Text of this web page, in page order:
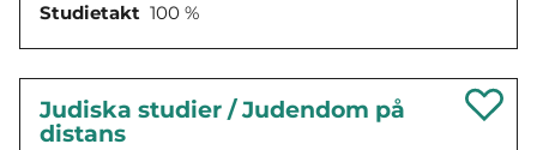
Studietakt 100 %
Judiska studier / Judendom på
distans